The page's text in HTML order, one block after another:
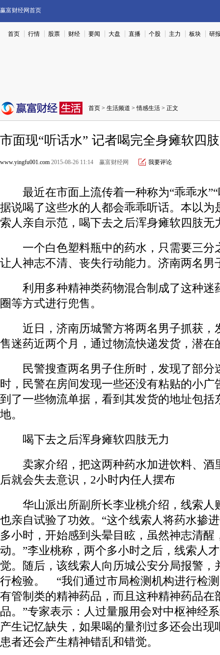
赢富财经网首页
首页 行情 股票 财经 要闻 大盘 直播 个股 主力 板块 研
首页 > 生活频道 >情感生活 > 正文
市面现“听话水” 记者喝完全身瘫软四
www.yingfu001.com 2015-08-26 11:14 赢富财经网 我要评论
最近在市面上流传着一种称为“乖乖水”“
据说喝了这些水的人都会乖乖听话。本以为
索人亲自示范，喝下去之后浑身瘫软四肢无
一个白色塑料瓶中的药水，只需要三分
让人神志不清、丧失行动能力。济南两名男
利用多种精神类药物混合制成了这种迷
圈等方式进行兜售。
近日，济南历城警方将两名男子抓获，
售迷药近两个月，通过物流快递发货，潜在
民警搜查两名男子住所时，发现了部分
时，民警在房间发现一些还没有粘贴的小广
到了一些物流单据，看到其发货的地址包括
地。
喝下去之后浑身瘫软四肢无力
卖家介绍，把这两种药水加进饮料、酒
后就会失去意识，2小时内任人摆布
华山派出所副所长李业桃介绍，线索人
也亲自试验了功效。“这个线索人将药水掺
多小时，开始感到头晕目眩，虽然神志清醒
动。”李业桃称，两个多小时之后，线索人
觉。随后，该线索人向历城公安分局报警，
行检验。 “我们通过市局检测机构进行检
有管制类的精神药品，而且这种精神药品在
品。”专家表示：人过量服用会对中枢神经
产生记忆缺失，如果喝的量剂过多还会出现
患者还会产生精神错乱和错觉。